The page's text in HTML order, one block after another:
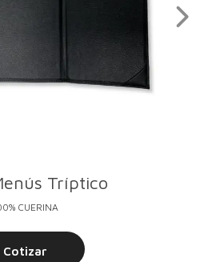
Tríptico
CUERINA
Cotizar